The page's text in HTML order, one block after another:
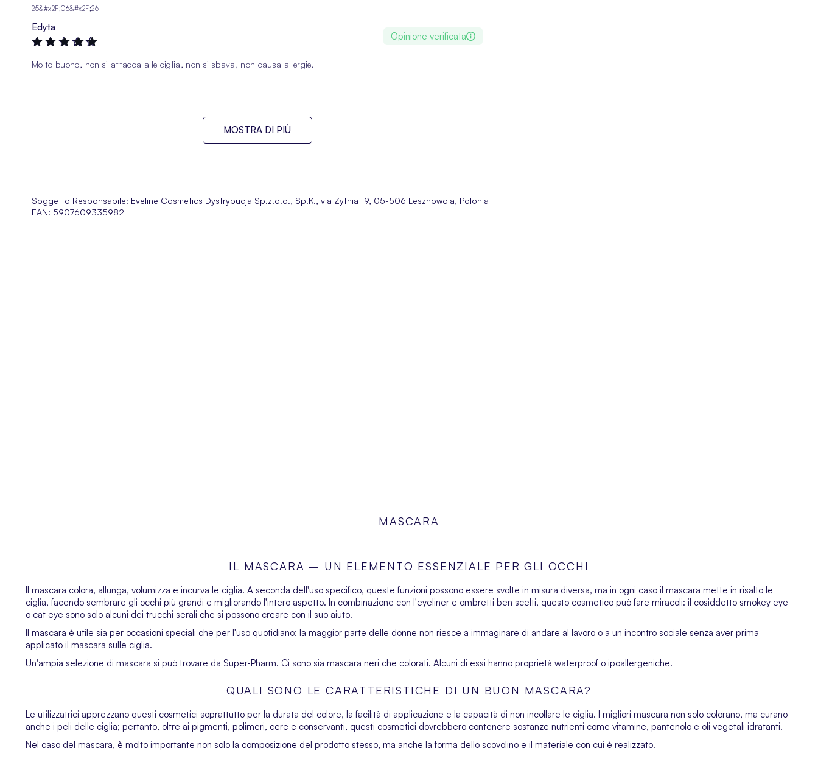
25&#x2F;06&#x2F;26
Edyta
Opinione verificata
Molto buono, non si attacca alle ciglia, non si sbava, non causa allergie.
MOSTRA DI PIÙ
Soggetto Responsabile: Eveline Cosmetics Dystrybucja Sp.z.o.o., Sp.K., via Żytnia 19, 05-506 Lesznowola, Polonia
EAN: 5907609335982
MASCARA
IL MASCARA – UN ELEMENTO ESSENZIALE PER GLI OCCHI
Il mascara colora, allunga, volumizza e incurva le ciglia. A seconda dell'uso specifico, queste funzioni possono essere svolte in misura diversa, ma in ogni caso il mascara mette in risalto le
ciglia, facendo sembrare gli occhi più grandi e migliorando l'intero aspetto. In combinazione con l'eyeliner e ombretti ben scelti, questo cosmetico può fare miracoli: il cosiddetto smokey eye
o cat eye sono solo alcuni dei trucchi serali che si possono creare con il suo aiuto.
Il mascara è utile sia per occasioni speciali che per l'uso quotidiano: la maggior parte delle donne non riesce a immaginare di andare al lavoro o a un incontro sociale senza aver prima
applicato il mascara sulle ciglia.
Un'ampia selezione di mascara si può trovare da Super-Pharm. Ci sono sia mascara neri che colorati. Alcuni di essi hanno proprietà waterproof o ipoallergeniche.
QUALI SONO LE CARATTERISTICHE DI UN BUON MASCARA?
Le utilizzatrici apprezzano questi cosmetici soprattutto per la durata del colore, la facilità di applicazione e la capacità di non incollare le ciglia. I migliori mascara non solo colorano, ma curano
anche i peli delle ciglia; pertanto, oltre ai pigmenti, polimeri, cere e conservanti, questi cosmetici dovrebbero contenere sostanze nutrienti come vitamine, pantenolo e oli vegetali idratanti.
Nel caso del mascara, è molto importante non solo la composizione del prodotto stesso, ma anche la forma dello scovolino e il materiale con cui è realizzato.